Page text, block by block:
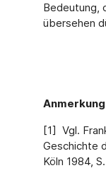
Bedeutung,
übersehen
[1] Vgl.
Geschichte
Köln 1984,